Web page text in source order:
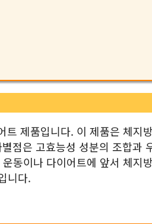
트 제품입니다. 이 제품은 체지
점은 고효능성 성분의 조합과
동이나 다이어트에 앞서 체지
니다.